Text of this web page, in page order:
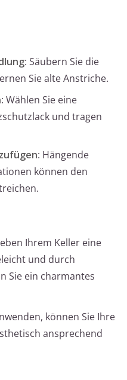
: Säubern Sie die
Sie alte Anstriche.
: Wählen Sie eine
und tragen
: Hängende
können den
Ihrem Keller eine
und durch
Sie ein charmantes
können Sie Ihre
ansprechend